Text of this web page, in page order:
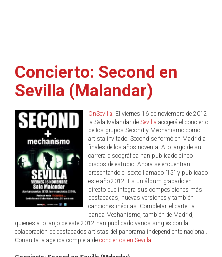
Concierto: Second en
Sevilla (Malandar)
OnSevilla. El viernes 16 de noviembre de 2012
la Sala Malandar de Sevilla acogerá el concierto
de los grupos Second y Mechanismo como
artista invitado. Second se formó en Madrid a
finales de los años noventa. A lo largo de su
carrera discográfica han publicado cinco
discos de estudio. Ahora se encuentran
presentando el sexto llamado "15" y publicado
este año 2012. Es un álbum grabado en
directo que integra sus composiciones más
destacadas, nuevas versiones y también
canciones inéditas. Completan el cartel la
banda Mechanismo, también de Madrid,
quienes a lo largo de este 2012 han publicado varios singles con la
colaboración de destacados artistas del panorama independiente nacional.
Consulta la agenda completa de conciertos en Sevilla.